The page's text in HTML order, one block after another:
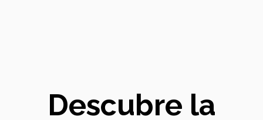
Descubre la